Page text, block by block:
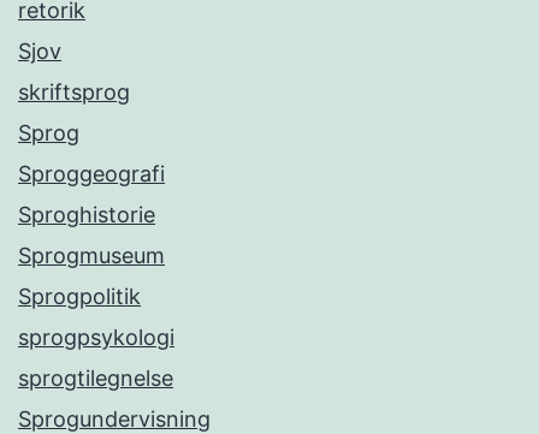
retorik
Sjov
skriftsprog
Sprog
Sproggeografi
Sproghistorie
Sprogmuseum
Sprogpolitik
sprogpsykologi
sprogtilegnelse
Sprogundervisning